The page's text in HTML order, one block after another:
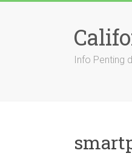
Info Penting